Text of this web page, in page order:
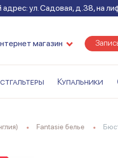
адрес: ул. Садовая, д.38, на
магазин
Купальники
fantasie белье